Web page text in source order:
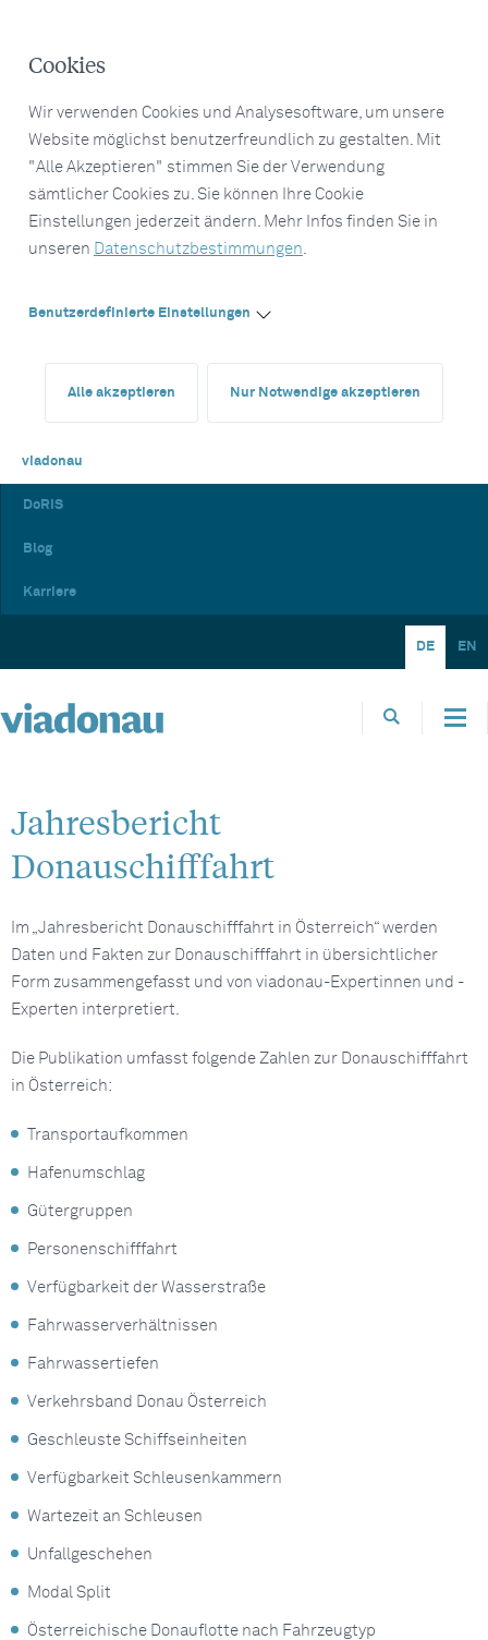
Cookies
Wir verwenden Cookies und Analysesoftware, um unsere
Website möglichst benutzerfreundlich zu gestalten. Mit
"Alle Akzeptieren" stimmen Sie der Verwendung
sämtlicher Cookies zu. Sie können Ihre Cookie
Einstellungen jederzeit ändern. Mehr Infos finden Sie in
unseren Datenschutzbestimmungen.
Benutzerdefinierte Einstellungen
Alle akzeptieren Nur Notwendige akzeptieren
viadonau
DoRIS
Blog
Karriere
DE EN
Jahresbericht
Donauschifffahrt
Im „Jahresbericht Donauschifffahrt in Österreich“ werden
Daten und Fakten zur Donauschifffahrt in übersichtlicher
Form zusammengefasst und von viadonau-Expertinnen und -
Experten interpretiert.
Die Publikation umfasst folgende Zahlen zur Donauschifffahrt
in Österreich:
Transportaufkommen
Hafenumschlag
Gütergruppen
Personenschifffahrt
Verfügbarkeit der Wasserstraße
Fahrwasserverhältnissen
Fahrwassertiefen
Verkehrsband Donau Österreich
Geschleuste Schiffseinheiten
Verfügbarkeit Schleusenkammern
Wartezeit an Schleusen
Unfallgeschehen
Modal Split
Österreichische Donauflotte nach Fahrzeugtyp